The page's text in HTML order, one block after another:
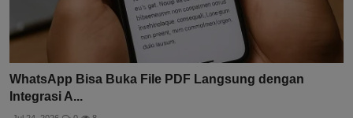
WhatsApp Bisa Buka File PDF Langsung dengan
Integrasi A...